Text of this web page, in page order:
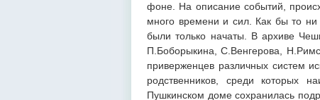
фоне. На описание событий,
много времени и сил. Как бы то ни
были только начаты. В архиве
П.Боборыкина, С.Венгерова,
приверженцев различных систем
родственников, среди которых
Пушкинском доме сохранилась